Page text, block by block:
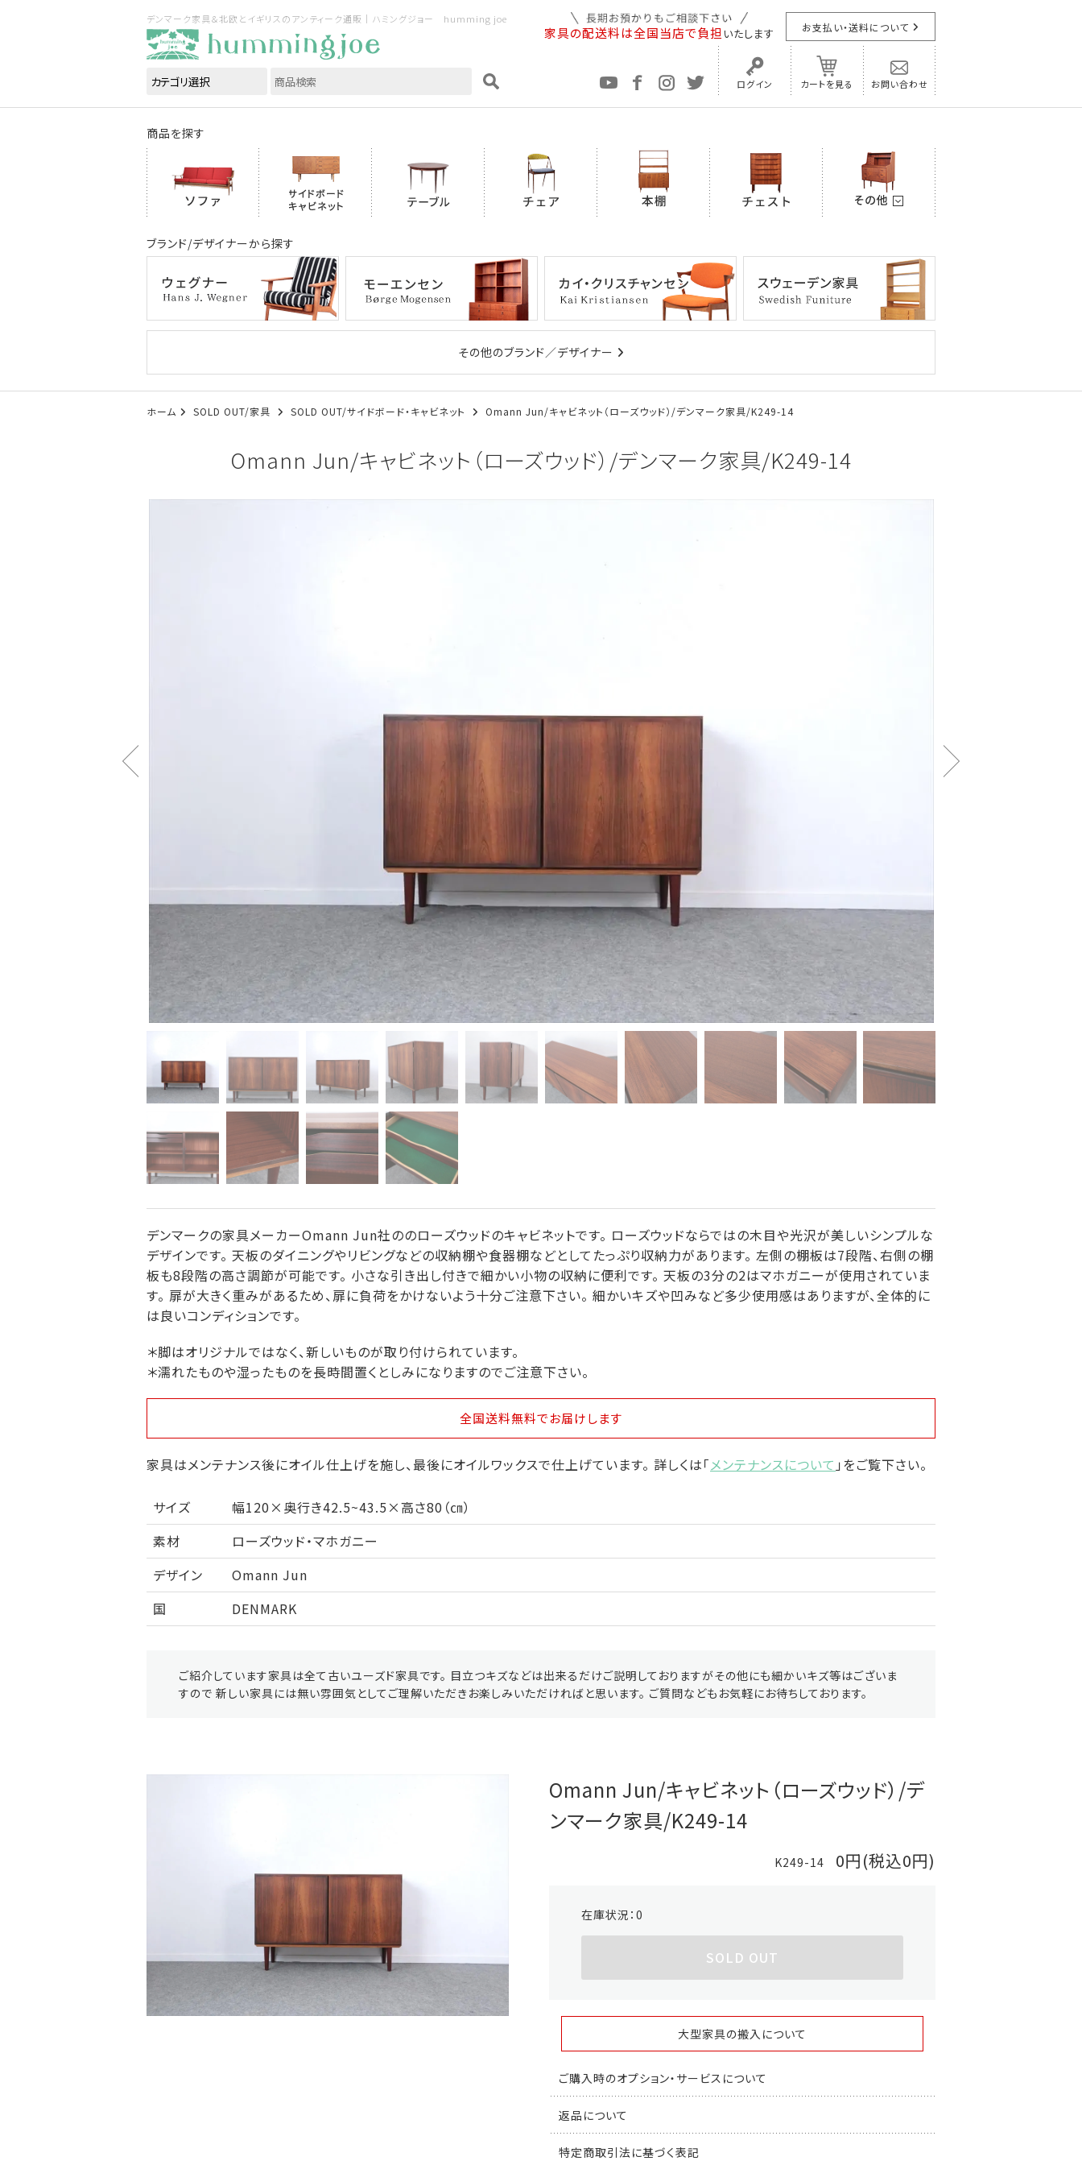
デンマーク家具＆北欧とイギリスのアンティーク通販｜ハミングジョー humming joe
家具の配送料は全国当店で負担 いたします お支払い・送料について
ログイン カートを見る お問い合わせ
商品を探す
ブランド/デザイナーから探す
その他のブランド／デザイナー
ホーム SOLD OUT/家具 SOLD OUT/サイドボード・キャビネット Omann Jun/キャビネット（ローズウッド）/デンマーク家具/K249-14
Omann Jun/キャビネット（ローズウッド）/デンマーク家具/K249-14
デンマークの家具メーカーOmann Jun社ののローズウッドのキャビネットです。 ローズウッドならではの木目や光沢が美しいシンプルな
デザインです。 天板のダイニングやリビングなどの収納棚や食器棚などとしてたっぷり収納力があります。 左側の棚板は7段階、右側の棚
板も8段階の高さ調節が可能です。 小さな引き出し付きで細かい小物の収納に便利です。 天板の3分の2はマホガニーが使用されていま
す。 扉が大きく重みがあるため、扉に負荷をかけないよう十分ご注意下さい。 細かいキズや凹みなど多少使用感はありますが、全体的に
は良いコンディションです。
＊脚はオリジナルではなく、新しいものが取り付けられています。
＊濡れたものや湿ったものを長時間置くとしみになりますのでご注意下さい。
全国送料無料でお届けします
家具はメンテナンス後にオイル仕上げを施し、最後にオイルワックスで仕上げています。 詳しくは「メンテナンスについて 」をご覧下さい。
サイズ
幅120×奥行き42.5~43.5×高さ80（㎝）
素材
ローズウッド・マホガニー
デザイン
Omann Jun
国
DENMARK
ご紹介しています家具は全て古いユーズド家具です。 目立つキズなどは出来るだけご説明しておりますがその他にも細かいキズ等はございま
すので 新しい家具には無い雰囲気としてご理解いただきお楽しみいただければと思います。 ご質問などもお気軽にお待ちしております。
Omann Jun/キャビネット（ローズウッド）/デ
ンマーク家具/K249-14
K249-14 0円(税込0円)
在庫状況： 0
SOLD OUT
大型家具の搬入について
ご購入時のオプション・サービスについて
返品について
特定商取引法に基づく表記